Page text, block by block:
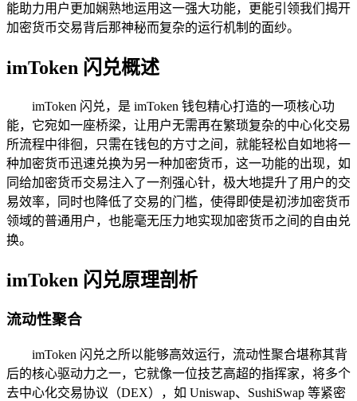
能助力用户更加娴熟地运用这一强大功能，更能引领我们揭开
加密货币交易背后那神秘而复杂的运行机制的面纱。
imToken 闪兑概述
imToken 闪兑，是 imToken 钱包精心打造的一项核心功
能，它宛如一座桥梁，让用户无需再在繁琐复杂的中心化交易
所流程中徘徊，只需在钱包的方寸之间，就能轻松自如地将一
种加密货币迅速兑换为另一种加密货币，这一功能的出现，如
同给加密货币交易注入了一剂强心针，极大地提升了用户的交
易效率，同时也降低了交易的门槛，使得即使是初涉加密货币
领域的普通用户，也能毫无压力地实现加密货币之间的自由兑
换。
imToken 闪兑原理剖析
流动性聚合
imToken 闪兑之所以能够高效运行，流动性聚合堪称其背
后的核心驱动力之一，它就像一位技艺高超的指挥家，将多个
去中心化交易协议（DEX），如 Uniswap、SushiSwap 等紧密